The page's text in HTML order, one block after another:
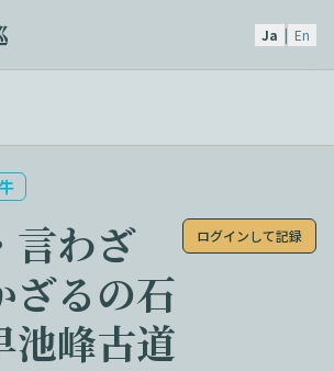
Ja | En
言わざ
ざるの石
池峰古道
ログインして記録